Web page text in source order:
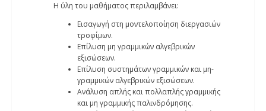
Η ύλη του μαθήματος περιλαμβάνει:
Εισαγωγή στη μοντελοποίηση διεργασιών
τροφίμων.
Επίλυση μη γραμμικών αλγεβρικών
εξισώσεων.
Επίλυση συστημάτων γραμμικών και μη-
γραμμικών αλγεβρικών εξισώσεων.
Ανάλυση απλής και πολλαπλής γραμμικής
και μη γραμμικής παλινδρόμησης.